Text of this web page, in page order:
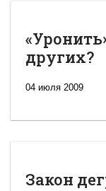
других?
04 июля 2009
Закон